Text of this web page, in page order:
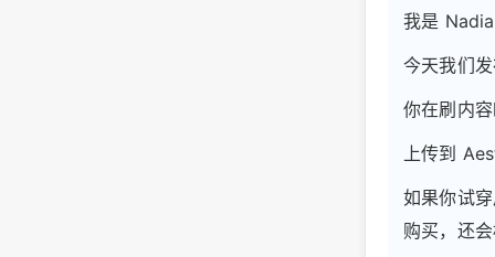
我是
今天我们
你在刷内
上传到
如果你试
购买，还